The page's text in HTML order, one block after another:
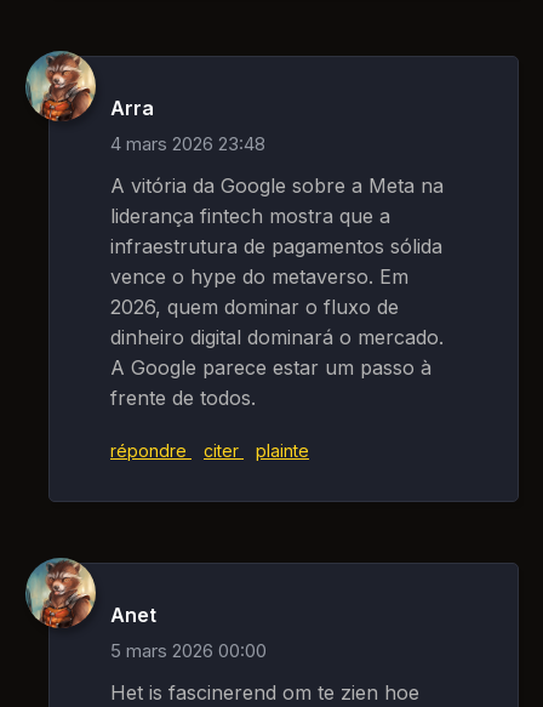
Arra
4 mars 2026 23:48
A vitória da Google sobre a Meta na
liderança fintech mostra que a
infraestrutura de pagamentos sólida
vence o hype do metaverso. Em
2026, quem dominar o fluxo de
dinheiro digital dominará o mercado.
A Google parece estar um passo à
frente de todos.
répondre citer plainte
Anet
5 mars 2026 00:00
Het is fascinerend om te zien hoe